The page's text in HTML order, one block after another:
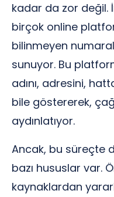
kadar da zor değil.
birçok online
bilinmeyen
sunuyor. Bu
adını, adresini,
bile göstererek,
aydınlatıyor.
Ancak, bu süreçte
bazı hususlar var.
kaynaklardan